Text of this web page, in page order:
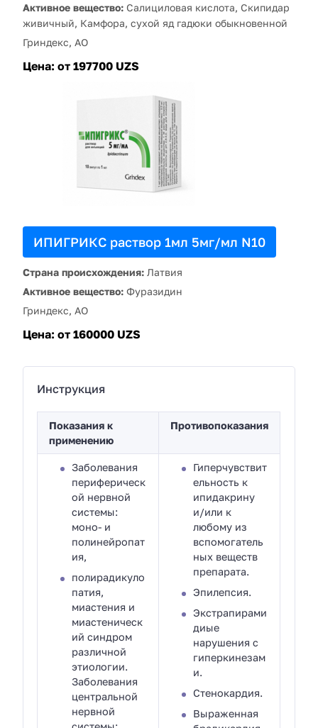
Активное вещество: Салициловая кислота, Скипидар
живичный, Камфора, сухой яд гадюки обыкновенной
Гриндекс, АО
Цена: от 197700 UZS
ИПИГРИКС раствор 1мл 5мг/мл N10
Страна происхождения: Латвия
Активное вещество: Фуразидин
Гриндекс, АО
Цена: от 160000 UZS
Инструкция
Показания к
применению
Противопоказания
Заболевания
периферическ
ой нервной
системы:
моно- и
полинейропат
ия,
полирадикуло
патия,
миастения и
миастеническ
ий синдром
различной
этиологии.
Заболевания
центральной
нервной
Гиперчувствит
ельность к
ипидакрину
и/или к
любому из
вспомогатель
ных веществ
препарата.
Эпилепсия.
Экстрапирами
диые
нарушения с
гиперкинезам
и.
Стенокардия.
Выраженная